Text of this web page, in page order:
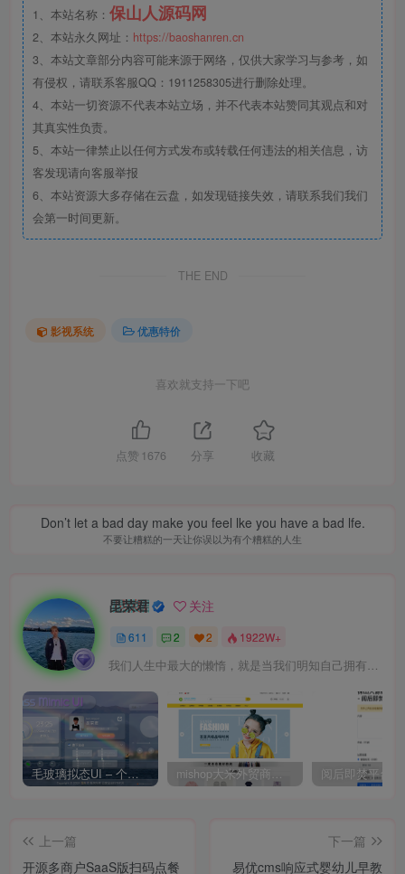
1、本站名称： 保山人源码网
2、本站永久网址： https://baoshanren.cn
3、本站文章部分内容可能来源于网络，仅供大家学习与参考，如
有侵权，请联系客服QQ：1911258305进行删除处理。
4、本站一切资源不代表本站立场，并不代表本站赞同其观点和对
其真实性负责。
5、本站一律禁止以任何方式发布或转载任何违法的相关信息，访
客发现请向客服举报
6、本站资源大多存储在云盘，如发现链接失效，请联系我们我们
会第一时间更新。
THE END
影视系统 优惠特价
喜欢就支持一下吧
点赞 1676 分享 收藏
Don’t let a bad day make you feel lke you have a bad lfe.
不要让糟糕的一天让你误以为有个糟糕的人生
昆荣君 关注
611 2 2 1922W+
我们人生中最大的懒惰，就是当我们明知自己拥有作出选择的能力，却不去主动改变而是放任它的生活态度
毛玻璃拟态UI – 个人主页（开源版） mishop大米外贸商城系统133种语言版本
上一篇
开源多商户SaaS版扫码点餐
下一篇
易优cms响应式婴幼儿早教